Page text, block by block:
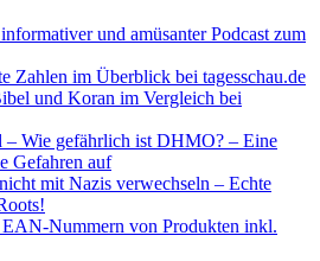
und amüsanter Podcast zum
Zahlen im Überblick bei tagesschau.de
und Koran im Vergleich bei
Wie gefährlich ist DHMO? – Eine
Gefahren auf
mit Nazis verwechseln – Echte
Nummern von Produkten inkl.